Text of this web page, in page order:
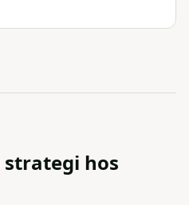
strategi hos